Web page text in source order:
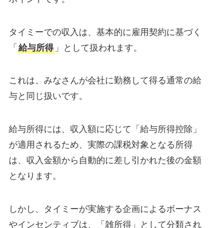
タイミーでの収入は、基本的に雇用契約に基づく
「 給与所得」として扱われます。
これは、みなさんが会社に勤務して得る通常の給
与と同じ扱いです。
給与所得には、収入額に応じて「給与所得控除」
が適用されるため、実際の課税対象となる所得
は、収入金額から自動的に差し引かれた後の金額
となります。
しかし、タイミーが実施する企画によるボーナス
やインセンティブは、「雑所得」として分類され